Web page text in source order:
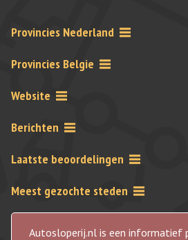
Provincies Nederland
Provincies Belgie
Website
Berichten
Laatste beoordelingen
Meest gezochte steden
Autosloperij.nl is een